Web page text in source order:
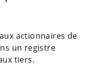
actionnaires de
un registre
tiers.